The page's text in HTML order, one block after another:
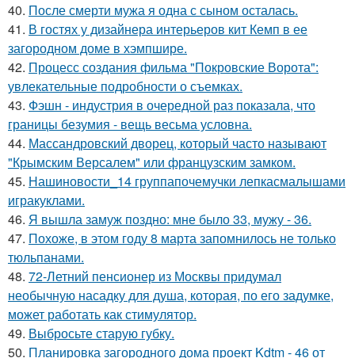
40. После смерти мужа я одна с сыном осталась.
41. В гостях у дизайнера интерьеров кит Кемп в ее
загородном доме в хэмпшире.
42. Процесс создания фильма "Покровские Ворота":
увлекательные подробности о съемках.
43. Фэшн - индустрия в очередной раз показала, что
границы безумия - вещь весьма условна.
44. Массандровский дворец, который часто называют
"Крымским Версалем" или французским замком.
45. Нашиновости_14 группапочемучки лепкасмалышами
игракуклами.
46. Я вышла замуж поздно: мне было 33, мужу - 36.
47. Похоже, в этом году 8 марта запомнилось не только
тюльпанами.
48. 72-Летний пенсионер из Москвы придумал
необычную насадку для душа, которая, по его задумке,
может работать как стимулятор.
49. Выбросьте старую губку.
50. Планировка загородного дома проект Kdtm - 46 от